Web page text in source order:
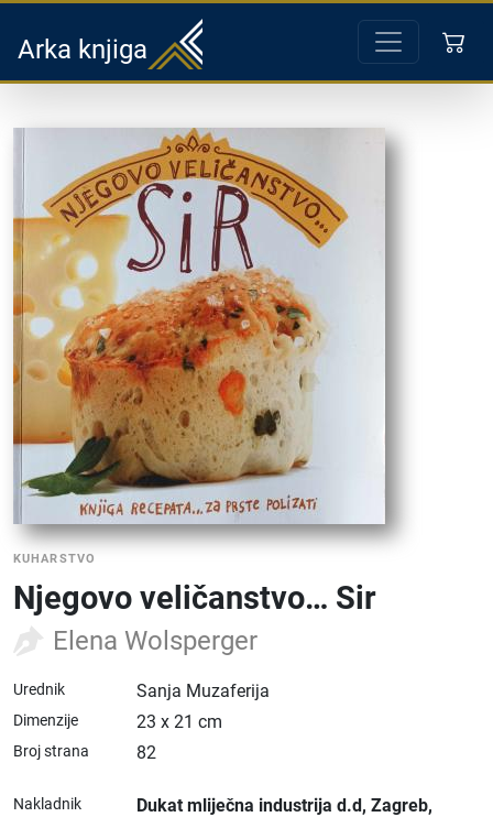
Arka knjiga
KUHARSTVO
Njegovo veličanstvo… Sir
Elena Wolsperger
Urednik Sanja Muzaferija
Dimenzije 23 x 21 cm
Broj strana 82
Nakladnik Dukat mliječna industrija d.d, Zagreb,